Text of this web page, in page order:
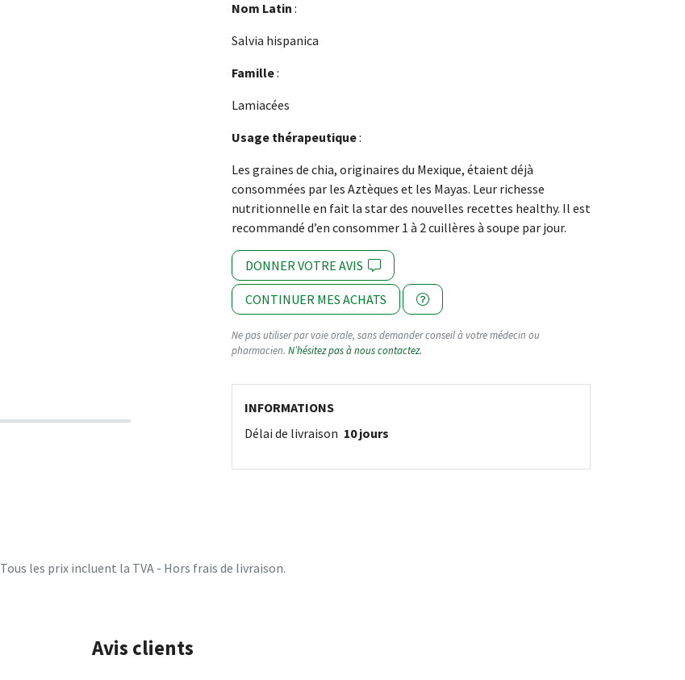
Nom Latin :
Salvia hispanica
Famille:
Lamiacées
Usage thérapeutique:
Les graines de chia, originaires du Mexique, étaient déjà
consommées par les Aztèques et les Mayas. Leur richesse
nutritionnelle en fait la star des nouvelles recettes healthy. Il est
recommandé d’en consommer 1 à 2 cuillères à soupe par jour.
DONNER VOTRE AVIS
CONTINUER MES ACHATS
Ne pas utiliser par voie orale, sans demander conseil à votre médecin ou
pharmacien. N’hésitez pas à nous contactez.
INFORMATIONS
Délai de livraison 10 jours
Tous les prix incluent la TVA - Hors frais de livraison.
Avis clients